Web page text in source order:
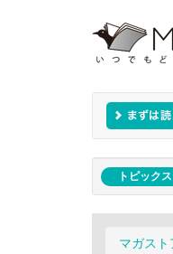
トピック
マガス